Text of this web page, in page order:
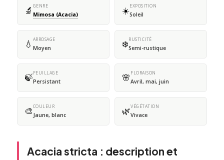
🔬 GENRE
Mimosa (Acacia) ☀️EXPOSITION
Soleil
💧 ARROSAGE
Moyen ❄️RUSTICITÉ
Semi-rustique
🍃FEUILLAGE
Persistant 🌸 FLORAISON
Avril, mai, juin
🎨COULEUR
Jaune, blanc 🌿VÉGÉTATION
Vivace
Acacia stricta : description et